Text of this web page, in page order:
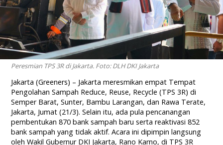
Peresmian TPS 3R di Jakarta. Foto: DLH DKI Jakarta
Jakarta (Greeners) – Jakarta meresmikan empat Tempat
Pengolahan Sampah Reduce, Reuse, Recycle (TPS 3R) di
Semper Barat, Sunter, Bambu Larangan, dan Rawa Terate,
Jakarta, Jumat (21/3). Selain itu, ada pula pencanangan
pembentukan 870 bank sampah baru serta reaktivasi 852
bank sampah yang tidak aktif. Acara ini dipimpin langsung
oleh Wakil Gubernur DKI Jakarta, Rano Karno, di TPS 3R